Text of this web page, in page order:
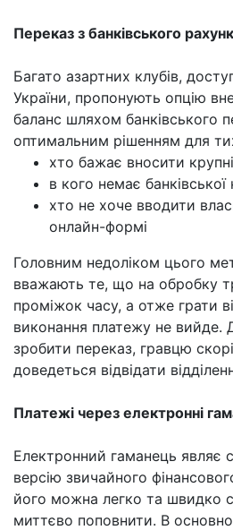
Переказ з банківського
Багато азартних клубів,
України, пропонують опцію
баланс шляхом банківського
оптимальним рішенням для
хто бажає вносити
в кого немає банківської
хто не хоче вводити
онлайн-формі
Головним недоліком цього
вважають те, що на обробку
проміжок часу, а отже грати
виконання платежу не
зробити переказ, гравцю
доведеться відвідати
Платежі через електронні
Електронний гаманець являє
версію звичайного
його можна легко та швидко
миттєво поповнити. В